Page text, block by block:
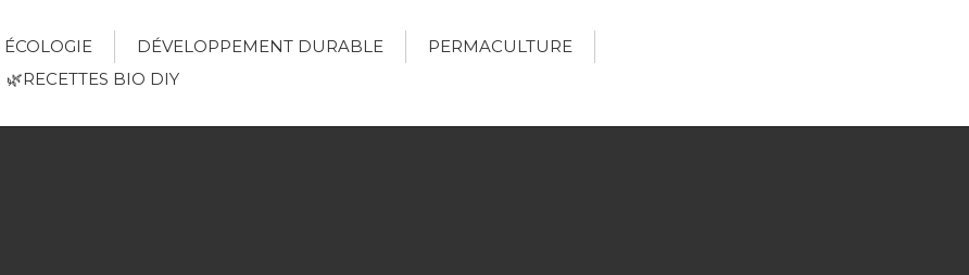
ÉCOLOGIE DÉVELOPPEMENT DURABLE
PERMACULTURE
🌿RECETTES BIO DIY